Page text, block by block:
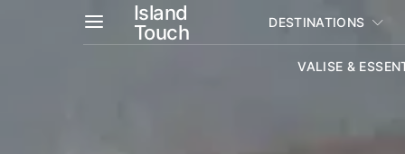
Island
Touch
DESTINATIONS
VALISE &